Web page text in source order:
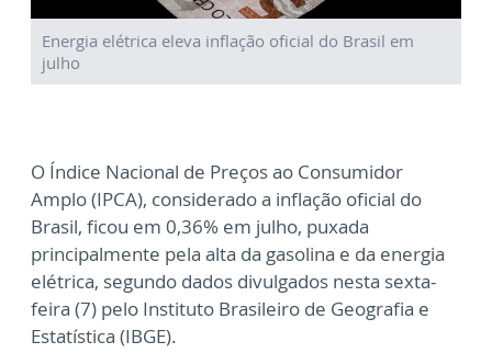
Energia elétrica eleva inflação oficial do Brasil em
julho
O Índice Nacional de Preços ao Consumidor
Amplo (IPCA), considerado a inflação oficial do
Brasil, ficou em 0,36% em julho, puxada
principalmente pela alta da gasolina e da energia
elétrica, segundo dados divulgados nesta sexta-
feira (7) pelo Instituto Brasileiro de Geografia e
Estatística (IBGE).